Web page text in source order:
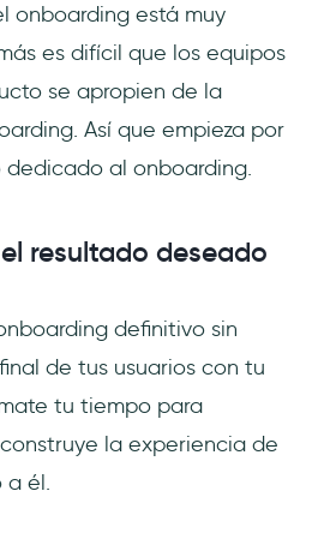
onboarding está muy
es difícil que los equipos
se apropien de la
Así que empieza por
al onboarding.
resultado deseado
definitivo sin
de tus usuarios con tu
tu tiempo para
la experiencia de
a él.